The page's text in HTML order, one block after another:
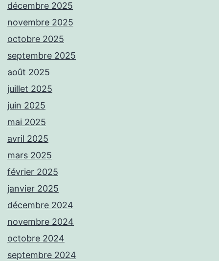
décembre 2025
novembre 2025
octobre 2025
septembre 2025
août 2025
juillet 2025
juin 2025
mai 2025
avril 2025
mars 2025
février 2025
janvier 2025
décembre 2024
novembre 2024
octobre 2024
septembre 2024